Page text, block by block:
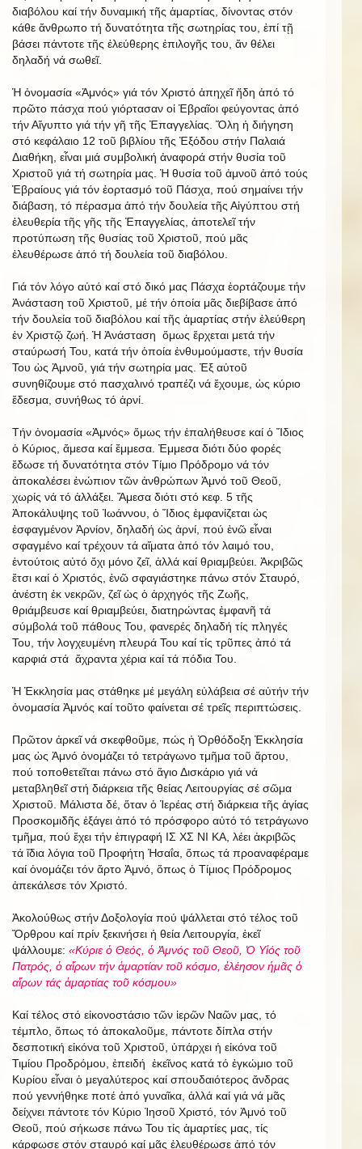
διαβόλου καί τήν δυναμική τῆς ἁμαρτίας, δίνοντας στόν
κάθε ἄνθρωπο τή δυνατότητα τῆς σωτηρίας του, ἐπί τῇ
βάσει πάντοτε τῆς ἐλεύθερης ἐπιλογῆς του, ἄν θέλει
δηλαδή νά σωθεῖ.
Ἡ ὀνομασία «Ἀμνός» γιά τόν Χριστό ἀπηχεῖ ἤδη ἀπό τό
πρῶτο πάσχα πού γιόρτασαν οἱ Ἑβραῖοι φεύγοντας ἀπό
τήν Αἴγυπτο γιά τήν γῆ τῆς Ἐπαγγελίας. Ὅλη ἡ διήγηση
στό κεφάλαιο 12 τοῦ βιβλίου τῆς Ἐξόδου στήν Παλαιά
Διαθήκη, εἶναι μιά συμβολική ἀναφορά στήν θυσία τοῦ
Χριστοῦ γιά τή σωτηρία μας. Ἡ θυσία τοῦ ἀμνοῦ ἀπό τούς
Ἑβραίους γιά τόν ἑορτασμό τοῦ Πάσχα, πού σημαίνει τήν
διάβαση, τό πέρασμα ἀπό τήν δουλεία τῆς Αἰγύπτου στή
ἐλευθερία τῆς γῆς τῆς Ἐπαγγελίας, ἀποτελεῖ τήν
προτύπωση τῆς θυσίας τοῦ Χριστοῦ, πού μᾶς
ἐλευθέρωσε ἀπό τή δουλεία τοῦ διαβόλου.
Γιά τόν λόγο αὐτό καί στό δικό μας Πάσχα ἑορτάζουμε τήν
Ἀνάσταση τοῦ Χριστοῦ, μέ τήν ὁποία μᾶς διεβίβασε ἀπό
τήν δουλεία τοῦ διαβόλου καί τῆς ἁμαρτίας στήν ἐλεύθερη
ἐν Χριστῷ ζωή. Ἡ Ἀνάσταση ὅμως ἔρχεται μετά τήν
σταύρωσή Του, κατά τήν ὁποία ἐνθυμούμαστε, τήν θυσία
Του ὡς Ἀμνοῦ, γιά τήν σωτηρία μας. Ἐξ αὐτοῦ
συνηθίζουμε στό πασχαλινό τραπέζι νά ἔχουμε, ὡς κύριο
ἔδεσμα, συνήθως τό ἀρνί.
Τήν ὀνομασία «Ἀμνός» ὅμως τήν ἐπαλήθευσε καί ὁ Ἴδιος
ὁ Κύριος, ἄμεσα καί ἔμμεσα. Ἐμμεσα διότι δύο φορές
ἔδωσε τή δυνατότητα στόν Τίμιο Πρόδρομο νά τόν
ἀποκαλέσει ἐνώπιον τῶν ἀνθρώπων Ἀμνό τοῦ Θεοῦ,
χωρίς νά τό ἀλλάξει. Ἄμεσα διότι στό κεφ. 5 τῆς
Ἀποκάλυψης τοῦ Ἰωάννου, ὁ Ἴδιος ἐμφανίζεται ὡς
ἐσφαγμένον Ἀρνίον, δηλαδή ὡς ἀρνί, πού ἐνῶ εἶναι
σφαγμένο καί τρέχουν τά αἵματα ἀπό τόν λαιμό του,
ἐντούτοις αὐτό ὄχι μόνο ζεῖ, ἀλλά καί θριαμβεύει. Ἀκριβῶς
ἔτσι καί ὁ Χριστός, ἐνῶ σφαγιάστηκε πάνω στόν Σταυρό,
ἀνέστη ἐκ νεκρῶν, ζεῖ ὡς ὁ ἀρχηγός τῆς Ζωῆς,
θριάμβευσε καί θριαμβεύει, διατηρώντας ἐμφανῆ τά
σύμβολά τοῦ πάθους Του, φανερές δηλαδή τίς πληγές
Του, τήν λογχευμένη πλευρά Του καί τίς τρῦπες ἀπό τά
καρφιά στά ἄχραντα χέρια καί τά πόδια Του.
Ἡ Ἐκκλησία μας στάθηκε μέ μεγάλη εὐλάβεια σέ αὐτήν τήν
ὀνομασία Ἀμνός καί τοῦτο φαίνεται σέ τρεῖς περιπτώσεις.
Πρῶτον ἀρκεῖ νά σκεφθοῦμε, πώς ἡ Ὀρθόδοξη Ἐκκλησία
μας ὡς Ἀμνό ὀνομάζει τό τετράγωνο τμῆμα τοῦ ἄρτου,
πού τοποθετεῖται πάνω στό ἅγιο Δισκάριο γιά νά
μεταβληθεῖ στή διάρκεια τῆς θείας Λειτουργίας σέ σῶμα
Χριστοῦ. Μάλιστα δέ, ὅταν ὁ Ἱερέας στή διάρκεια τῆς ἁγίας
Προσκομιδῆς ἐξάγει ἀπό τό πρόσφορο αὐτό τό τετράγωνο
τμῆμα, πού ἔχει τήν ἐπιγραφή ΙΣ ΧΣ ΝΙ ΚΑ, λέει ἀκριβῶς
τά ἴδια λόγια τοῦ Προφήτη Ἠσαΐα, ὅπως τά προαναφέραμε
καί ὀνομάζει τόν ἄρτο Ἀμνό, ὅπως ὁ Τίμιος Πρόδρομος
ἀπεκάλεσε τόν Χριστό.
Ἀκολούθως στήν Δοξολογία πού ψάλλεται στό τέλος τοῦ
Ὄρθρου καί πρίν ξεκινήσει ἡ θεία Λειτουργία, ἐκεῖ
ψάλλουμε: «Κύριε ὁ Θεός, ὁ Ἀμνός τοῦ Θεοῦ, Ὁ Υἱός τοῦ
Πατρός, ὁ αἵρων τήν ἁμαρτίαν τοῦ κόσμο, ἐλέησον ἡμᾶς ὁ
αἵρων τάς ἁμαρτίας τοῦ κόσμου»
Καί τέλος στό εἰκονοστάσιο τῶν ἱερῶν Ναῶν μας, τό
τέμπλο, ὅπως τό ἀποκαλοῦμε, πάντοτε δίπλα στήν
δεσποτική εἰκόνα τοῦ Χριστοῦ, ὑπάρχει ἡ εἰκόνα τοῦ
Τιμίου Προδρόμου, ἐπειδή ἐκεῖνος κατά τό ἐγκώμιο τοῦ
Κυρίου εἶναι ὁ μεγαλύτερος καί σπουδαιότερος ἄνδρας
πού γεννήθηκε ποτέ ἀπό γυναῖκα, ἀλλά καί γιά νά μᾶς
δείχνει πάντοτε τόν Κύριο Ἰησοῦ Χριστό, τόν Ἀμνό τοῦ
Θεοῦ, πού σήκωσε πάνω Του τίς ἁμαρτίες μας, τίς
κάρφωσε στόν σταυρό καί μᾶς ἐλευθέρωσε ἀπό τόν